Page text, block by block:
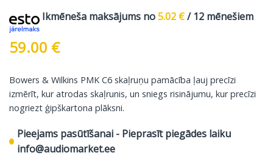
Ikmēneša maksājums no5.02 €/ 12 mēnešiem
59.00 €
Bowers & Wilkins PMK C6 skaļruņu pamācība ļauj precīzi
izmērīt, kur atrodas skaļrunis, un sniegs risinājumu, kur precīzi
nogriezt ģipškartona plāksni.
Pieejams pasūtīšanai - Pieprasīt piegādes laiku
info@audiomarket.ee